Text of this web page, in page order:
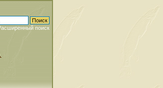
поиск